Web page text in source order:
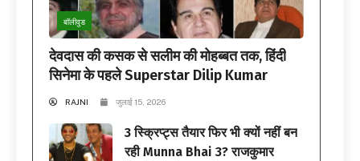
बॉलीवुड
देवदास की कसक से सलीम की मोहब्बत तक, हिंदी
सिनेमा के पहले Superstar Dilip Kumar
RAJNI जुलाई 15, 2026
3 स्क्रिप्ट्स तैयार फिर भी क्यों नहीं बन
रही Munna Bhai 3? राजकुमार